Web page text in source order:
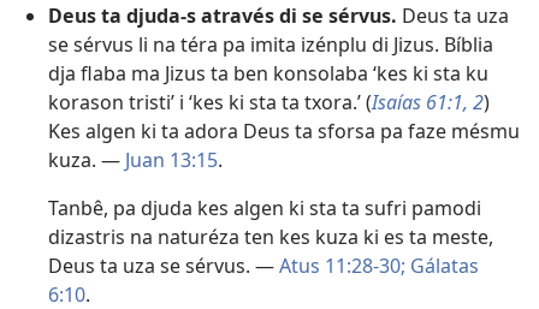
Deus ta djuda-s através di se sérvus. Deus ta uza
se sérvus li na téra pa imita izénplu di Jizus. Bíblia
dja flaba ma Jizus ta ben konsolaba ‘kes ki sta ku
korason tristi’ i ‘kes ki sta ta txora.’ (Isaías 61:1, 2)
Kes algen ki ta adora Deus ta sforsa pa faze mésmu
kuza. — Juan 13:15.
Tanbê, pa djuda kes algen ki sta ta sufri pamodi
dizastris na naturéza ten kes kuza ki es ta meste,
Deus ta uza se sérvus. —Atus 11:28-30; Gálatas
6:10.